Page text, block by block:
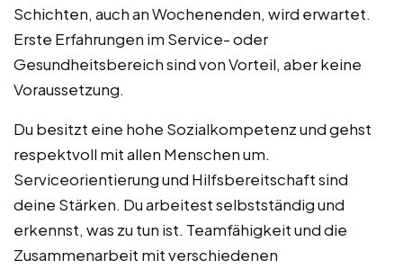
Schichten, auch an Wochenenden, wird erwartet.
Erste Erfahrungen im Service- oder
Gesundheitsbereich sind von Vorteil, aber keine
Voraussetzung.
Du besitzt eine hohe Sozialkompetenz und gehst
respektvoll mit allen Menschen um.
Serviceorientierung und Hilfsbereitschaft sind
deine Stärken. Du arbeitest selbstständig und
erkennst, was zu tun ist. Teamfähigkeit und die
Zusammenarbeit mit verschiedenen